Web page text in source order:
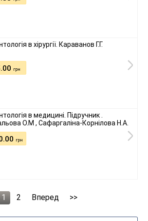
в хірургії. Караванов Г.Г.
грн
в медицині. Підручник .
О.М , Сафаргаліна-Корнілова Н.А.
грн
1 2 Вперед >>